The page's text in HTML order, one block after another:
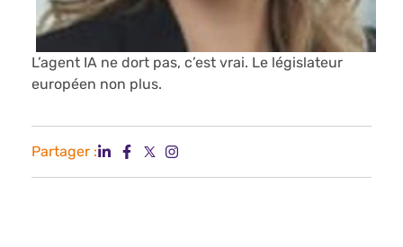
L’agent IA ne dort pas, c’est vrai. Le législateur
européen non plus.
Partager :